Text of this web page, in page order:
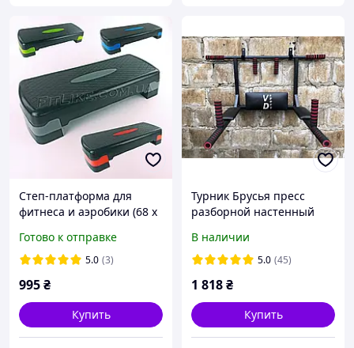
Степ-платформа для
фитнеса и аэробики (68 x
степплатформа
двухступенчатая
Готово к отправке
5.0 (3)
995₴
Купить
Турник Брусья пресс
разборной настенный
В наличии
5.0 (45)
1 818₴
Купить